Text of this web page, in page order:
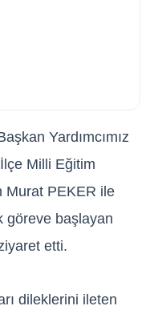
Yardımcımız
Milli Eğitim
Murat PEKER ile
göreve başlayan
etti.
dileklerini ileten